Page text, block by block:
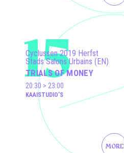
15
Cyclussen 2019 Herfst
Stads Salons Urbains (EN)
TRIALS OF MONEY
20:30 > 23:00
KAAISTUDIO’S
MORE